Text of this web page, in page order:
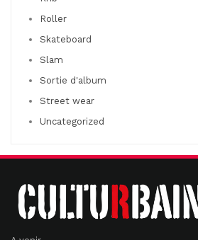
Roller
Skateboard
Slam
Sortie d'album
Street wear
Uncategorized